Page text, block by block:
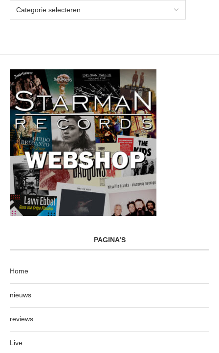
PAGINA’S
Home
nieuws
reviews
Live